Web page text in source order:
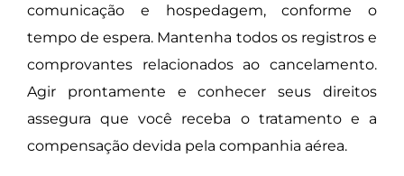
comunicação e hospedagem, conforme o
tempo de espera. Mantenha todos os registros e
comprovantes relacionados ao cancelamento.
Agir prontamente e conhecer seus direitos
assegura que você receba o tratamento e a
compensação devida pela companhia aérea.